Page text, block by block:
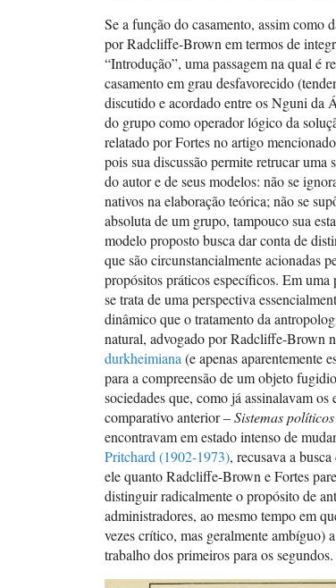
Se a função do casamento, assim como
por Radcliffe-Brown em termos de
“Introdução”, uma passagem na qual é
casamento em grau desfavorecido
discutido e acordado entre os Nguni da
do grupo como operador lógico da
relatado por Fortes no artigo
pois sua discussão permite retrucar uma
do autor e de seus modelos: não se
nativos na elaboração teórica; não se
absoluta de um grupo, tampouco sua
modelo proposto busca dar conta de
que são circunstancialmente acionadas
propósitos práticos específicos. Em uma
se trata de uma perspectiva
dinâmico que o tratamento da
natural, advogado por Radcliffe-Brown
durkheimiana (e apenas aparentemente
para a compreensão de um objeto
sociedades que, como já assinalavam
comparativo anterior –Sistemas
encontravam em estado intenso de
Pritchard (1902-1973), recusava a
ele quanto Radcliffe-Brown e Fortes
distinguir radicalmente o propósito de
administradores, ao mesmo tempo em
vezes crítico, mas geralmente ambíguo)
trabalho dos primeiros para os segundos.